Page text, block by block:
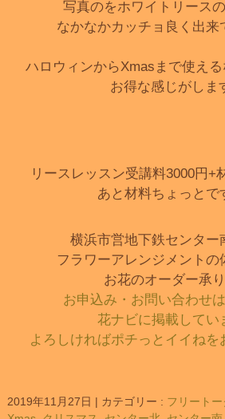
写真のをホワイトリース
なかなかカッチョ良く出来
ハロウィンからXmasまで使え
お得な感じがしま
リースレッスン受講料3000円+
あと材料ちょっとで
横浜市営地下鉄センター
フラワーアレンジメントの
お花のオーダー承
お申込み・お問い合わせ
花ナビに掲載してい
よろしければポチっとイイねを
2019年11月27日 | カテゴリー : フリートー